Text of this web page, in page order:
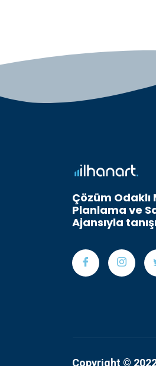
Çözüm Odaklı
Planlama ve
Ajansıyla